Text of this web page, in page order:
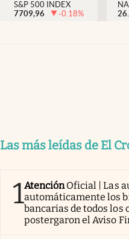
DÓLAR
Inmigración
PC y mobile
USA
S&P 500 INDEX
7709,96
-0.18%
Las más leídas de El
1AtenciónOficial | Las
automáticamente los
bancarias de todos los
postergaron el Aviso